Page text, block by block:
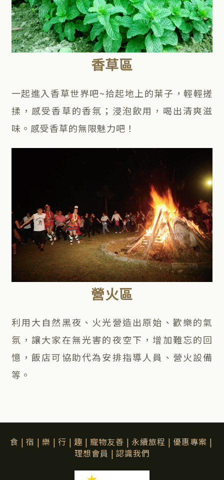
香草區
一起進入香草世界吧~拾起地上的葉子，輕輕搓
揉，感受香草的香氛；浸泡飲用，喝出清爽滋
味。感受香草的無限魅力吧！
營火區
利用大自然黑夜、火光營造出原始、歡樂的氣
氛，讓大家在無光害的夜空下，增加難忘的回
憶，飯店可協助代為安排指導人員、營火設備
等。
食 | 宿 | 樂 | 行 | 趣 | 寵物友善 | 永續旅程 | 優惠專案 |
理想會員 | 認識我們